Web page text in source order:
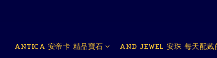
ANTICA 安帝卡 精品寶石
AND JEWEL 安珠 每天配戴